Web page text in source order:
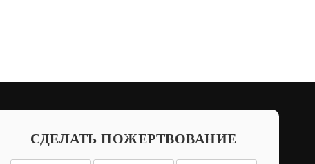
СДЕЛАТЬ ПОЖЕРТВОВАНИЕ